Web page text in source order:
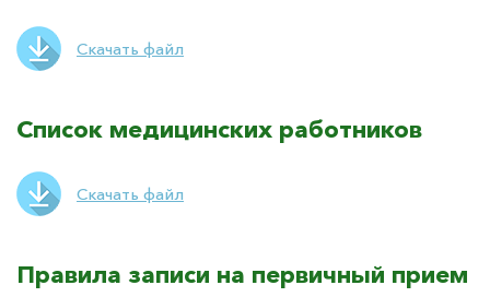
Скачать файл
Список медицинских работников
Скачать файл
Правила записи на первичный прием